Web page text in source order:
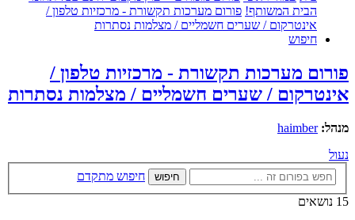
הבית המשותף! פורום מערכות תקשורת - מרכזיות טלפון /
אינטרקום / שערים חשמליים / מצלמות נסתרות
חיפוש
פורום מערכות תקשורת - מרכזיות טלפון /
אינטרקום / שערים חשמליים / מצלמות נסתרות
מנהל: haimber
נעול
חיפוש
חיפוש מתקדם
15 נושאים